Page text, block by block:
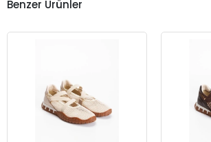
Benzer Ürünler